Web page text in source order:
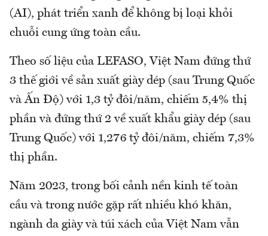
(AI), phát triển xanh để không bị loại khỏi
chuỗi cung ứng toàn cầu.
Theo số liệu của LEFASO, Việt Nam đứng thứ
3 thế giới về sản xuất giày dép (sau Trung Quốc
và Ấn Độ) với 1,3 tỷ đôi/năm, chiếm 5,4% thị
phần và đứng thứ 2 về xuất khẩu giày dép (sau
Trung Quốc) với 1,276 tỷ đôi/năm, chiếm 7,3%
thị phần.
Năm 2023, trong bối cảnh nền kinh tế toàn
cầu và trong nước gặp rất nhiều khó khăn,
ngành da giày và túi xách của Việt Nam vẫn